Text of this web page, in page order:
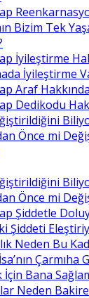
Bizim Tek
İyileştirme
İyileştirme
Araf
Dedikodu
Önce mi
Önce mi
Şiddetle
Şiddeti
Neden Bu
İsa’nın
Bana
Neden